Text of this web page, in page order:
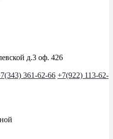
д.3 оф. 426
361-62-66 +7(922) 113-62-